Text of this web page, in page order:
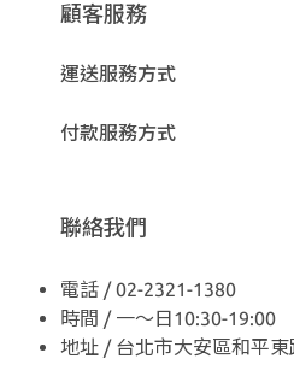
顧客服務
運送服務方式
付款服務方式
聯絡我們
電話 / 02-2321-1380
時間 / 一～日10:30-19:00
地址 / 台北市大安區和平